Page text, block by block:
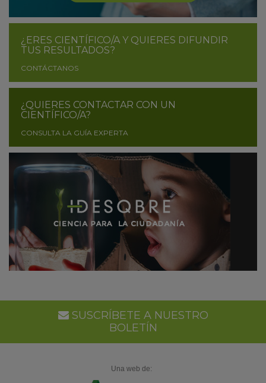
¿ERES CIENTÍFICO/A Y QUIERES DIFUNDIR
TUS RESULTADOS?
CONTÁCTANOS
¿QUIERES CONTACTAR CON UN
CIENTÍFICO/A?
CONSULTA LA GUÍA EXPERTA
SUSCRÍBETE A NUESTRO
BOLETÍN
Una web de: